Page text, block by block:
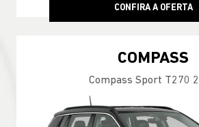
CONFIRA A OFERTA
COMPASS
Compass Sport T270